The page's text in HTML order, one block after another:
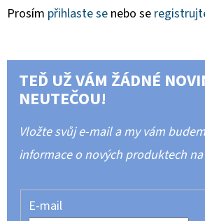
Prosím přihlaste se nebo se
TEĎ UŽ VÁM ŽÁDNÉ
NEUTEČOU!
Vložte svůj e-mail a my vám
informace o nových produktech
E-mail